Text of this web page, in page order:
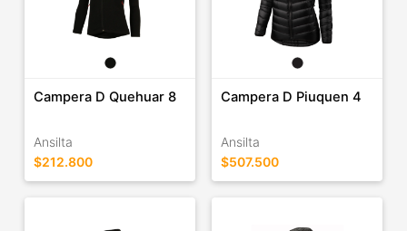
Campera D Quehuar 8
Ansilta
$212.800
Campera D Piuquen 4
Ansilta
$507.500